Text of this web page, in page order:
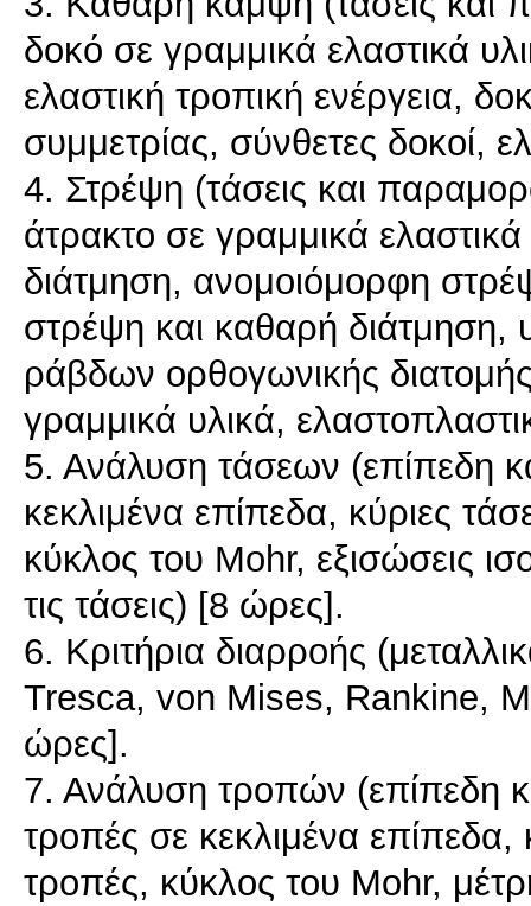
δοκό σε γραμμικά ελαστικά
ελαστική τροπική ενέργεια,
συμμετρίας, σύνθετες δοκοί,
4. Στρέψη (τάσεις και
άτρακτο σε γραμμικά
διάτμηση, ανομοιόμορφη
στρέψη και καθαρή διάτμηση,
ράβδων ορθογωνικής
γραμμικά υλικά,
5. Ανάλυση τάσεων (επίπεδη
κεκλιμένα επίπεδα, κύριες
κύκλος του Mohr, εξισώσεις
τις τάσεις) [8 ώρες].
6. Κριτήρια διαρροής
Tresca, von Mises, Rankine,
ώρες].
7. Ανάλυση τροπών (επίπεδη
τροπές σε κεκλιμένα επίπεδα,
τροπές, κύκλος του Mohr,